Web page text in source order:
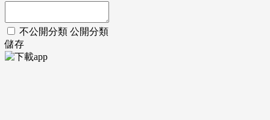
不公開分類 公開分類
儲存